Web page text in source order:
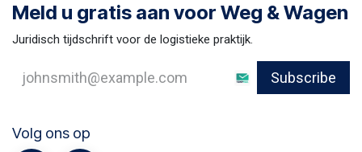
Meld u gratis aan voor Weg & Wagen
Juridisch tijdschrift voor de logistieke praktijk.
Subscribe
Volg ons op